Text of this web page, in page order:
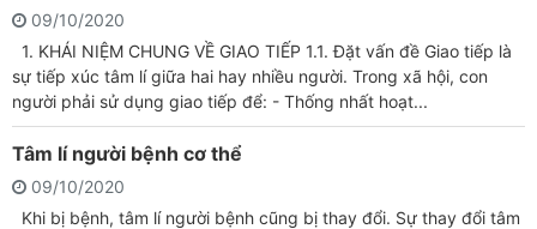
09/10/2020
1. KHÁI NIỆM CHUNG VỀ GIAO TIẾP 1.1. Đặt vấn đề Giao tiếp là
sự tiếp xúc tâm lí giữa hai hay nhiều người. Trong xã hội, con
người phải sử dụng giao tiếp để: - Thống nhất hoạt...
Tâm lí người bệnh cơ thể
09/10/2020
Khi bị bệnh, tâm lí người bệnh cũng bị thay đổi. Sự thay đổi tâm